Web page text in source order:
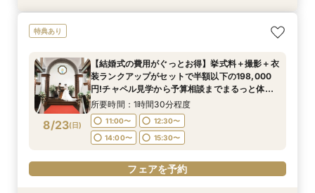
8/22(土)
【挙式＋会食が5万円OFF！】費用を抑えて叶え
11:00〜
12:30〜
14:00〜
15:30〜
フェアを予約
8/22(土)
11:00〜
12:30〜
14:00〜
15:30〜
フェアを予約
8/22(土)
【結婚式の費用がぐっとお得】挙式料＋撮影＋衣
BIGフェア
所要時間：1時間30分程度
11:00〜
12:30〜
14:00〜
15:30〜
フェアを予約
特典あり
8/23(日)
【結婚式の費用がぐっとお得】挙式料＋撮影＋衣
装ランクアップがセットで半額以下の198,000
円!チャペル見学から予算相談までまるっと体験
BIGフェア
所要時間：1時間30分程度
11:00〜
12:30〜
14:00〜
15:30〜
フェアを予約